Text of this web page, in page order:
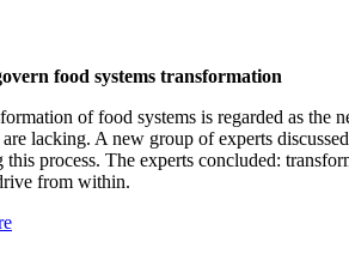
food systems transformation
of food systems is regarded as the
are lacking. A new group of experts
this process. The experts concluded:
from within.